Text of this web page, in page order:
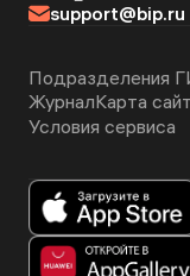
support@bip.ru
Подразделения
ЖурналКарта
Условия сервиса